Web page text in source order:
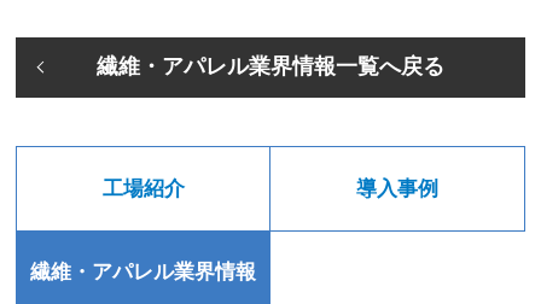
繊維・アパレル業界情報一覧へ戻る
工場紹介 導入事例
繊維・アパレル業界情報